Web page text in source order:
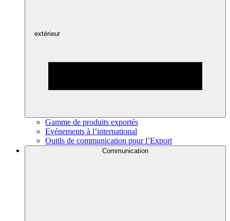
extérieur
Gamme de produits exportés
Evénements à l’international
Outils de communication pour l’Export
Communication